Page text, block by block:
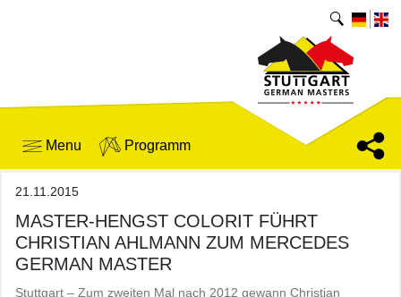
Menu Programm
21.11.2015
MASTER-HENGST COLORIT FÜHRT
CHRISTIAN AHLMANN ZUM MERCEDES
GERMAN MASTER
Stuttgart – Zum zweiten Mal nach 2012 gewann Christian